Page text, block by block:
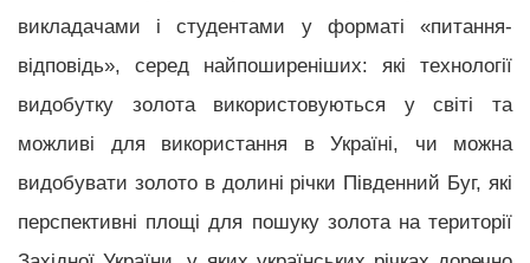
викладачами і студентами у форматі «питання-
відповідь», серед найпоширеніших: які технології
видобутку золота використовуються у світі та
можливі для використання в Україні, чи можна
видобувати золото в долині річки Південний Буг, які
перспективні площі для пошуку золота на території